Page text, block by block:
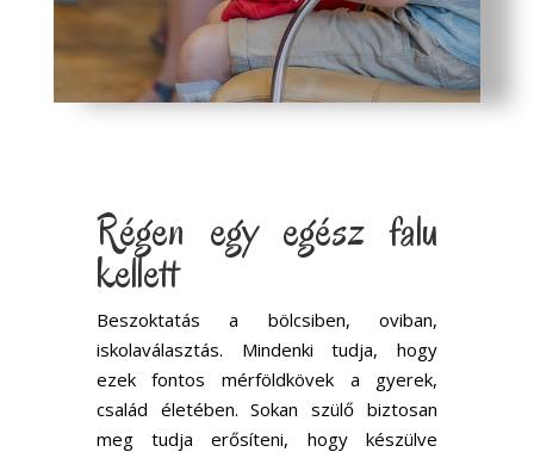
Régen egy egész falu
kellett
Beszoktatás a bölcsiben, oviban,
iskolaválasztás. Mindenki tudja, hogy
ezek fontos mérföldkövek a gyerek,
család életében. Sokan szülő biztosan
meg tudja erősíteni, hogy készülve